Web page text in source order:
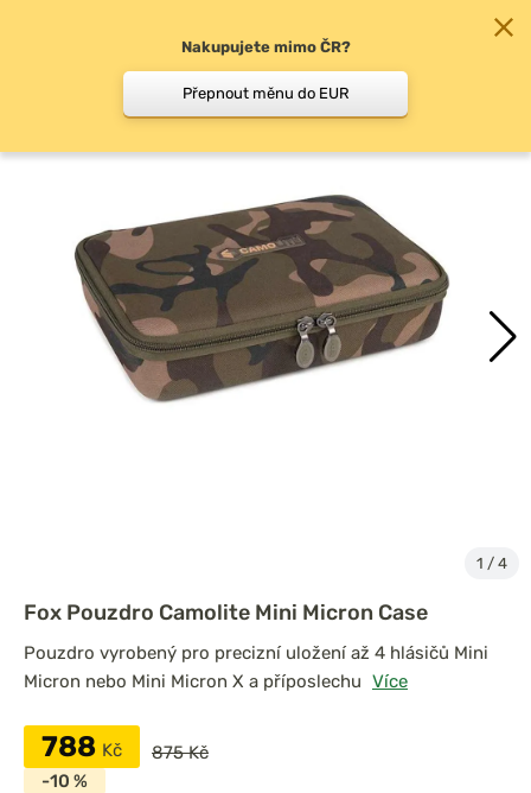
Doplňky k signalizátorům
1 / 4
Fox Pouzdro Camolite Mini Micron Case
Pouzdro vyrobený pro precizní uložení až 4 hlásičů Mini
Micron nebo Mini Micron X a příposlechu Více
788 Kč
875 Kč
-10 %
Nakupujete mimo ČR?
Přepnout měnu do EUR